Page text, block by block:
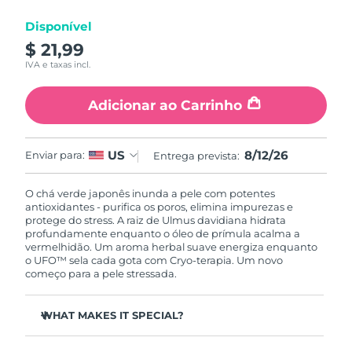
Disponível
$ 21,99
IVA e taxas incl.
Adicionar ao Carrinho
Enviar para: US Entrega prevista: 8/12/26
O chá verde japonês inunda a pele com potentes
antioxidantes - purifica os poros, elimina impurezas e
protege do stress. A raiz de Ulmus davidiana hidrata
profundamente enquanto o óleo de prímula acalma a
vermelhidão. Um aroma herbal suave energiza enquanto
o UFO™ sela cada gota com Cryo-terapia. Um novo
começo para a pele stressada.
WHAT MAKES IT SPECIAL?
Macau, RAE da
China
Malásia Entrega prevista 8/13/26
Malta Entrega prevista8/10/26
Mônaco Entrega prevista
Países Baixos Entrega prevista8/10/26
Nova Zelândia